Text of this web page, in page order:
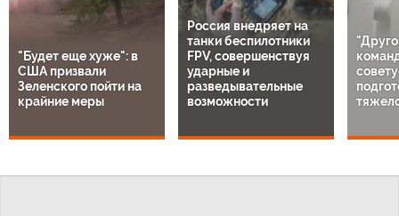
"Будет еще хуже": в
США призвали
Зеленского пойти на
крайние меры
Россия внедряет на
танки беспилотники
FPV, совершенствуя
ударные и
разведывательные
возможности